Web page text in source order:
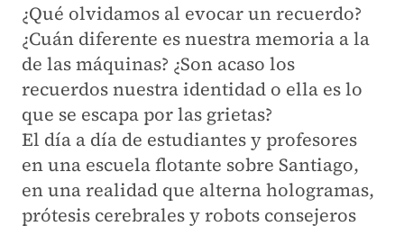
¿Qué olvidamos al evocar un recuerdo?
¿Cuán diferente es nuestra memoria a la
de las máquinas? ¿Son acaso los
recuerdos nuestra identidad o ella es lo
que se escapa por las grietas?
El día a día de estudiantes y profesores
en una escuela flotante sobre Santiago,
en una realidad que alterna hologramas,
prótesis cerebrales y robots consejeros